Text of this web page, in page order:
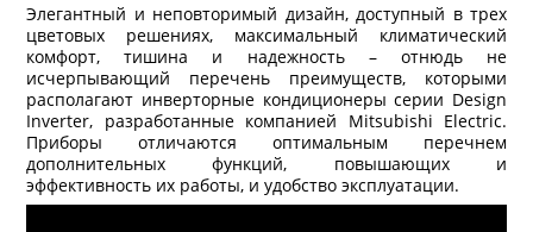
Элегантный и неповторимый дизайн, доступный в трех
цветовых решениях, максимальный климатический
комфорт, тишина и надежность – отнюдь не
исчерпывающий перечень преимуществ, которыми
располагают инверторные кондиционеры серии Design
Inverter, разработанные компанией Mitsubishi Electric.
Приборы отличаются оптимальным перечнем
дополнительных функций, повышающих и
эффективность их работы, и удобство эксплуатации.